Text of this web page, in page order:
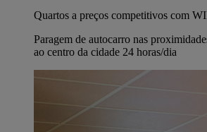
Quartos a preços competitivos com
Paragem de autocarro nas
ao centro da cidade 24 horas/dia